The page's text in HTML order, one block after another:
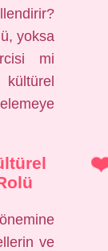
yoksa
mi
ve